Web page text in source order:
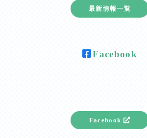
最新情報一覧
Facebook
Facebook